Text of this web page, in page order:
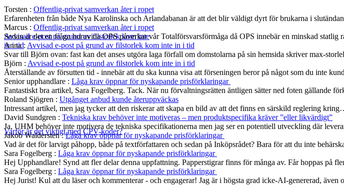
Avvisad e-post på grund av filstorlek kom inte
in i tid
Varför är det viktigt med CPV-koder?
Torsten : Offentlig-privat samverkan åter i ropet
Erfarenheten från både Nya Karolinska och Arlandabanan är att det blir väldigt dyrt för brukarna i
Marcus : Offentlig-privat samverkan åter i ropet
Sedan är det en fråga huruvida OPS påverkar vår Totalförsvarsförmåga då OPS innebär en minskad
Anna: Avvisad e-post på grund av filstorlek kom inte in i tid
Svar till Björn ovan: fast kan det anses utgöra laga förfall om domstolarna på sin hemsida skriver max-
Björn : Avvisad e-post på grund av filstorlek kom inte in i tid
Återställande av försutten tid - innebär att du ska kunna visa att förseningen beror på något som du inte
Senior upphandlare : Låga krav öppnar för nyskapande prisförklaringar
Fantastiskt bra artikel, Sara Fogelberg. Tack. När nu förvaltningsrätten äntligen sätter ned foten gällande
Roland Sjögren : Utgånget anbud kunde återuppväckas
Intressant artikel, men jag tycker att den riskerar att skapa en bild av att det finns en särskild reglering
David Sundgren : Tekniska krav behöver inte motiveras – men produktspecifika kräver ”eller likvärdigt”
Ja, UHM behöver inte motivera de tekniska specifikationerna men jag ser en potentiell utveckling där
Jakob Waldersten:Låga krav öppnar för nyskapande prisförklaringar
Vad är det för larvigt påhopp, både på textförfattaren och sedan på Inköpsrådet? Bara för att du inte
Sara Fogelberg : Låga krav öppnar för nyskapande prisförklaringar
Hej Upphandlare! Synd att fler delar denna uppfattning. Papperstigrar finns för många av. Får hoppas på
Sara Fogelberg : Låga krav öppnar för nyskapande prisförklaringar
Hej Jurist! Kul att du läser och kommenterar - och engagerar! Jag är i högsta grad icke-AI-genererad, även